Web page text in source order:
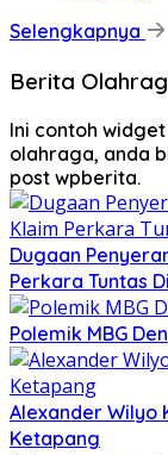
Selengkapnya
Berita
Ini contoh
olahraga, anda
post wpberita.
Dugaan
Perkara Tuntas
Polemik MBG
Alexander Wilyo
Ketapang